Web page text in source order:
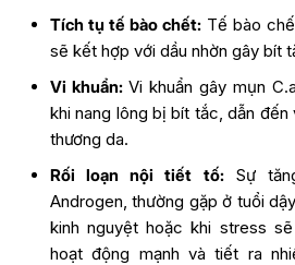
Tích tụ tế bào chết:Tế bào
sẽ kết hợp với dầu nhờn gây bít
Vi khuẩn: Vi khuẩn gây mụn
khi nang lông bị bít tắc, dẫn đến
thương da.
Rối loạn nội tiết tố:Sự
Androgen, thường gặp ở tuổi
kinh nguyệt hoặc khi stress
hoạt động mạnh và tiết ra